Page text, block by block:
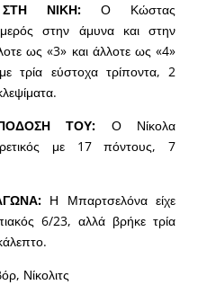
ΣΤΗ ΝΙΚΗ:Ο Κώστας
στην άμυνα και στην
ως «3» και άλλοτε ως «4»
τρία εύστοχα τρίποντα, 2
ΤΟΥ: Ο Νίκολα
με 17 πόντους, 7
Η Μπαρτσελόνα είχε
6/23, αλλά βρήκε τρία
Νίκολιτς